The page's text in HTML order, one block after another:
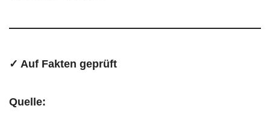
✓ Auf Fakten geprüft
Quelle: